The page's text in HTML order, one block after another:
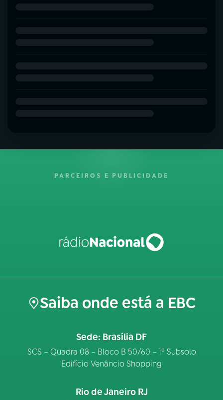
PARCEIROS E PUBLICIDADE
Saiba onde está a EBC
Sede: Brasília DF
SCS – Quadra 08 – Bloco B 50/60 – 1º Subsolo
Edifício Venâncio Shopping
Rio de Janeiro RJ